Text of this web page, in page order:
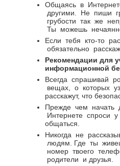
Общаясь в
другими.
Не пиши
грубости так же
Ты можешь
Если тебя кто-то
обязательно
Рекомендации для
информационной
Всегда спрашивай
вещах, о которых
расскажут, что
Прежде чем начать
Интернете спроси у
общаться.
Никогда не
людям. Где ты
номер твоего
родители
и друзья.